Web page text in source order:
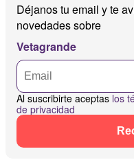
Déjanos tu email y te
novedades sobre
Vetagrande
Al suscribirte aceptas los
de privacidad